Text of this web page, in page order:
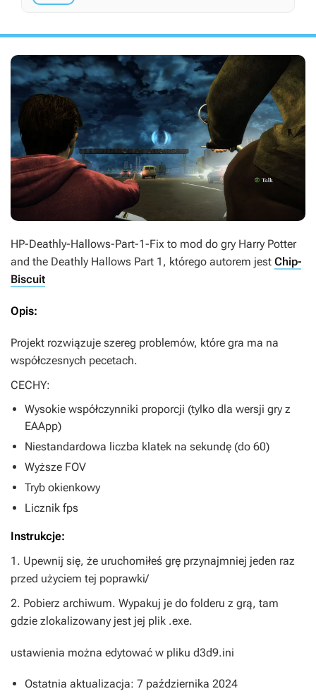
HP-Deathly-Hallows-Part-1-Fix to mod do gry Harry Potter
and the Deathly Hallows Part 1 , którego autorem jest Chip-
Biscuit
Opis:
Projekt rozwiązuje szereg problemów, które gra ma na
współczesnych pecetach.
CECHY:
Wysokie współczynniki proporcji (tylko dla wersji gry z
EAApp)
Niestandardowa liczba klatek na sekundę (do 60)
Wyższe FOV
Tryb okienkowy
Licznik fps
Instrukcje:
1. Upewnij się, że uruchomiłeś grę przynajmniej jeden raz
przed użyciem tej poprawki/
2. Pobierz archiwum. Wypakuj je do folderu z grą, tam
gdzie zlokalizowany jest jej plik .exe.
ustawienia można edytować w pliku d3d9.ini
Ostatnia aktualizacja: 7 października 2024